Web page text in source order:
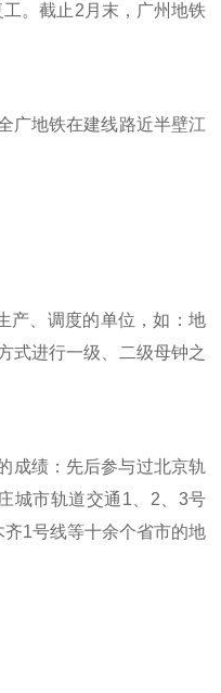
。截止2月末，广州地铁
广地铁在建线路近半壁江
、调度的单位，如：地
式进行一级、二级母钟之
绩：先后参与过北京轨
城市轨道交通1、2、3号
1号线等十余个省市的地